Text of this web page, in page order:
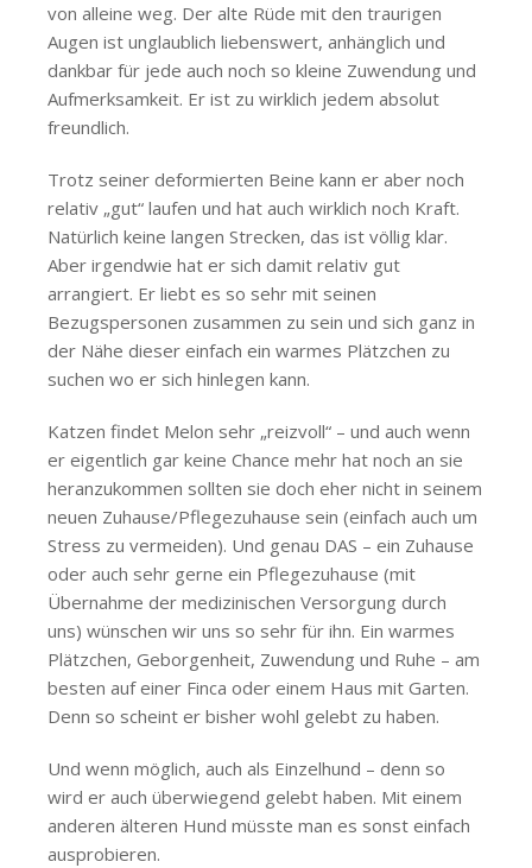
von alleine weg. Der alte Rüde mit den traurigen
Augen ist unglaublich liebenswert, anhänglich und
dankbar für jede auch noch so kleine Zuwendung und
Aufmerksamkeit. Er ist zu wirklich jedem absolut
freundlich.
Trotz seiner deformierten Beine kann er aber noch
relativ „gut“ laufen und hat auch wirklich noch Kraft.
Natürlich keine langen Strecken, das ist völlig klar.
Aber irgendwie hat er sich damit relativ gut
arrangiert. Er liebt es so sehr mit seinen
Bezugspersonen zusammen zu sein und sich ganz in
der Nähe dieser einfach ein warmes Plätzchen zu
suchen wo er sich hinlegen kann.
Katzen findet Melon sehr „reizvoll“ – und auch wenn
er eigentlich gar keine Chance mehr hat noch an sie
heranzukommen sollten sie doch eher nicht in seinem
neuen Zuhause/Pflegezuhause sein (einfach auch um
Stress zu vermeiden). Und genau DAS – ein Zuhause
oder auch sehr gerne ein Pflegezuhause (mit
Übernahme der medizinischen Versorgung durch
uns) wünschen wir uns so sehr für ihn. Ein warmes
Plätzchen, Geborgenheit, Zuwendung und Ruhe – am
besten auf einer Finca oder einem Haus mit Garten.
Denn so scheint er bisher wohl gelebt zu haben.
Und wenn möglich, auch als Einzelhund – denn so
wird er auch überwiegend gelebt haben. Mit einem
anderen älteren Hund müsste man es sonst einfach
ausprobieren.